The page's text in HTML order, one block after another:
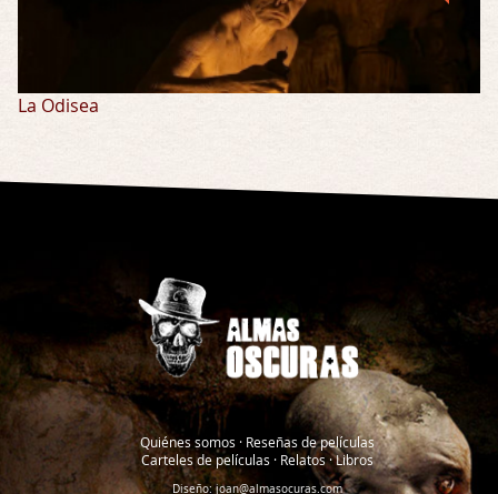
La Odisea
Quiénes somos · Reseñas de películas
Carteles de películas · Relatos·Libros
Diseño:joan@almasocuras.com